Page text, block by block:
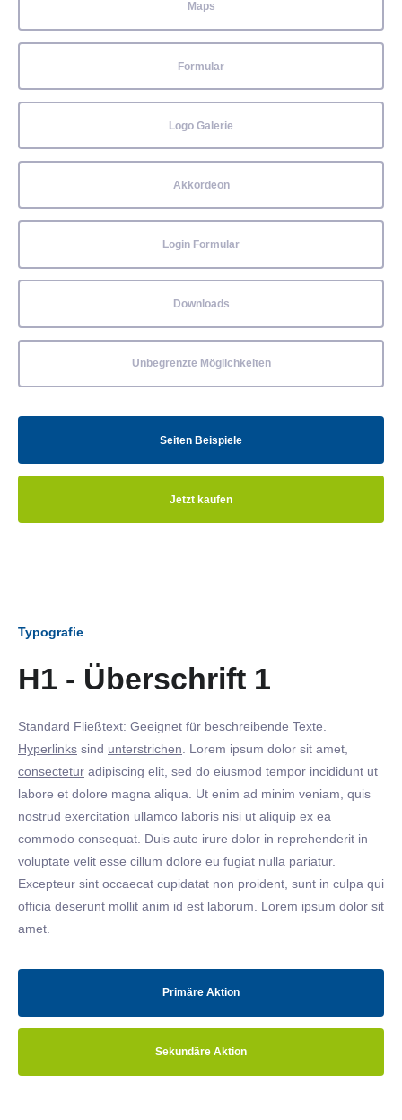
Maps
Formular
Logo Galerie
Akkordeon
Login Formular
Downloads
Unbegrenzte Möglichkeiten
Seiten Beispiele
Jetzt kaufen
Typografie
H1 - Überschrift 1
Standard Fließtext: Geeignet für beschreibende Texte.
Hyperlinks sind unterstrichen . Lorem ipsum dolor sit amet,
consectetur adipiscing elit, sed do eiusmod tempor incididunt ut
labore et dolore magna aliqua. Ut enim ad minim veniam, quis
nostrud exercitation ullamco laboris nisi ut aliquip ex ea
commodo consequat. Duis aute irure dolor in reprehenderit in
voluptate velit esse cillum dolore eu fugiat nulla pariatur.
Excepteur sint occaecat cupidatat non proident, sunt in culpa qui
officia deserunt mollit anim id est laborum. Lorem ipsum dolor sit
amet.
Primäre Aktion
Sekundäre Aktion